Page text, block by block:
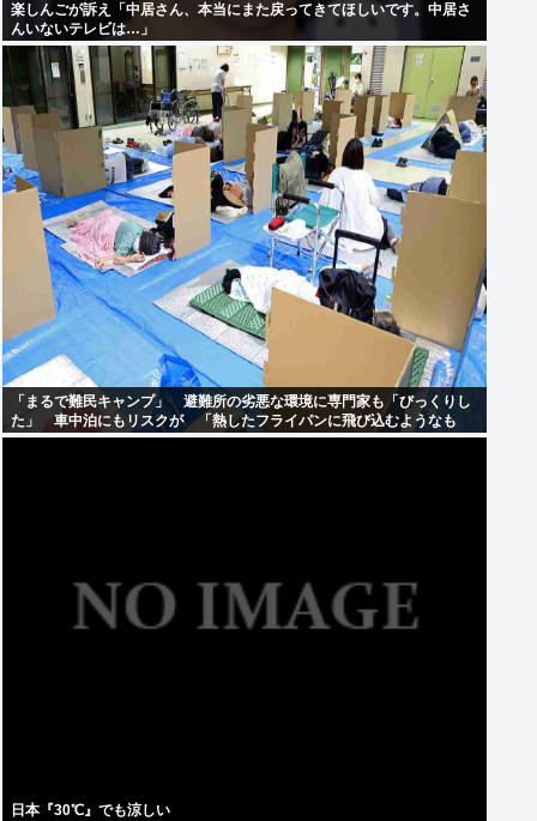
楽しんごが訴え「中居さん、本当にまた戻ってきてほしいです。中居さ
んいないテレビは…」
「まるで難民キャンプ」 避難所の劣悪な環境に専門家も「びっくりし
た」 車中泊にもリスクが 「熱したフライパンに飛び込むようなも
の」
日本『30℃』でも涼しい